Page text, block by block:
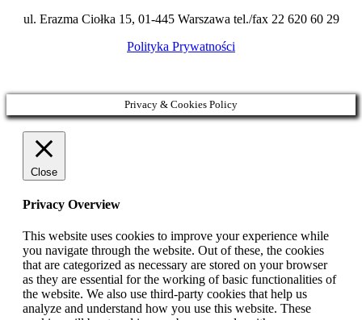
ul. Erazma Ciołka 15, 01-445 Warszawa tel./fax 22 620 60 29
Polityka Prywatności
Privacy & Cookies Policy
Close
Privacy Overview
This website uses cookies to improve your experience while
you navigate through the website. Out of these, the cookies
that are categorized as necessary are stored on your browser
as they are essential for the working of basic functionalities of
the website. We also use third-party cookies that help us
analyze and understand how you use this website. These